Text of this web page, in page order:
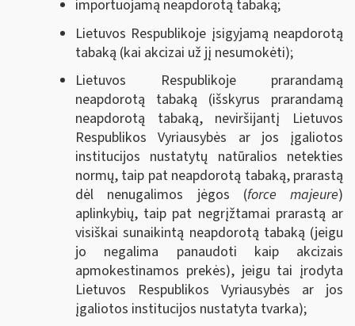
importuojamą neapdorotą tabaką;
Lietuvos Respublikoje įsigyjamą neapdorotą
tabaką (kai akcizai už jį nesumokėti);
Lietuvos Respublikoje prarandamą
neapdorotą tabaką (išskyrus prarandamą
neapdorotą tabaką, neviršijantį Lietuvos
Respublikos Vyriausybės ar jos įgaliotos
institucijos nustatytų natūralios netekties
normų, taip pat neapdorotą tabaką, prarastą
dėl nenugalimos jėgos (force majeure)
aplinkybių, taip pat negrįžtamai prarastą ar
visiškai sunaikintą neapdorotą tabaką (jeigu
jo negalima panaudoti kaip akcizais
apmokestinamos prekės), jeigu tai įrodyta
Lietuvos Respublikos Vyriausybės ar jos
įgaliotos institucijos nustatyta tvarka);